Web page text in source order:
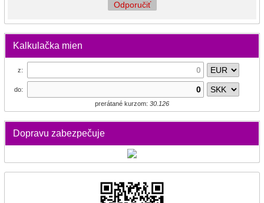
Odporučiť
Kalkulačka mien
z:
do:
prerátané kurzom: 30.126
Dopravu zabezpečuje